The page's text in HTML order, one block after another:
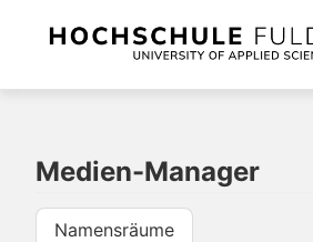
Medien-Manager
Namensräume